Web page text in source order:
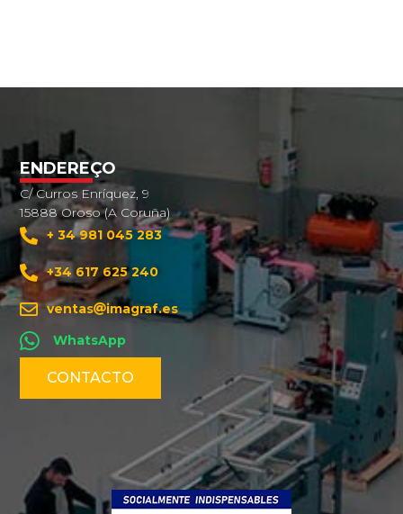
ENDEREÇO
C/ Curros Enríquez, 9
15888 Oroso (A Coruña)
+ 34 981 045 283
+34 617 625 240
ventas
imagraf.es
WhatsApp
CONTACTO